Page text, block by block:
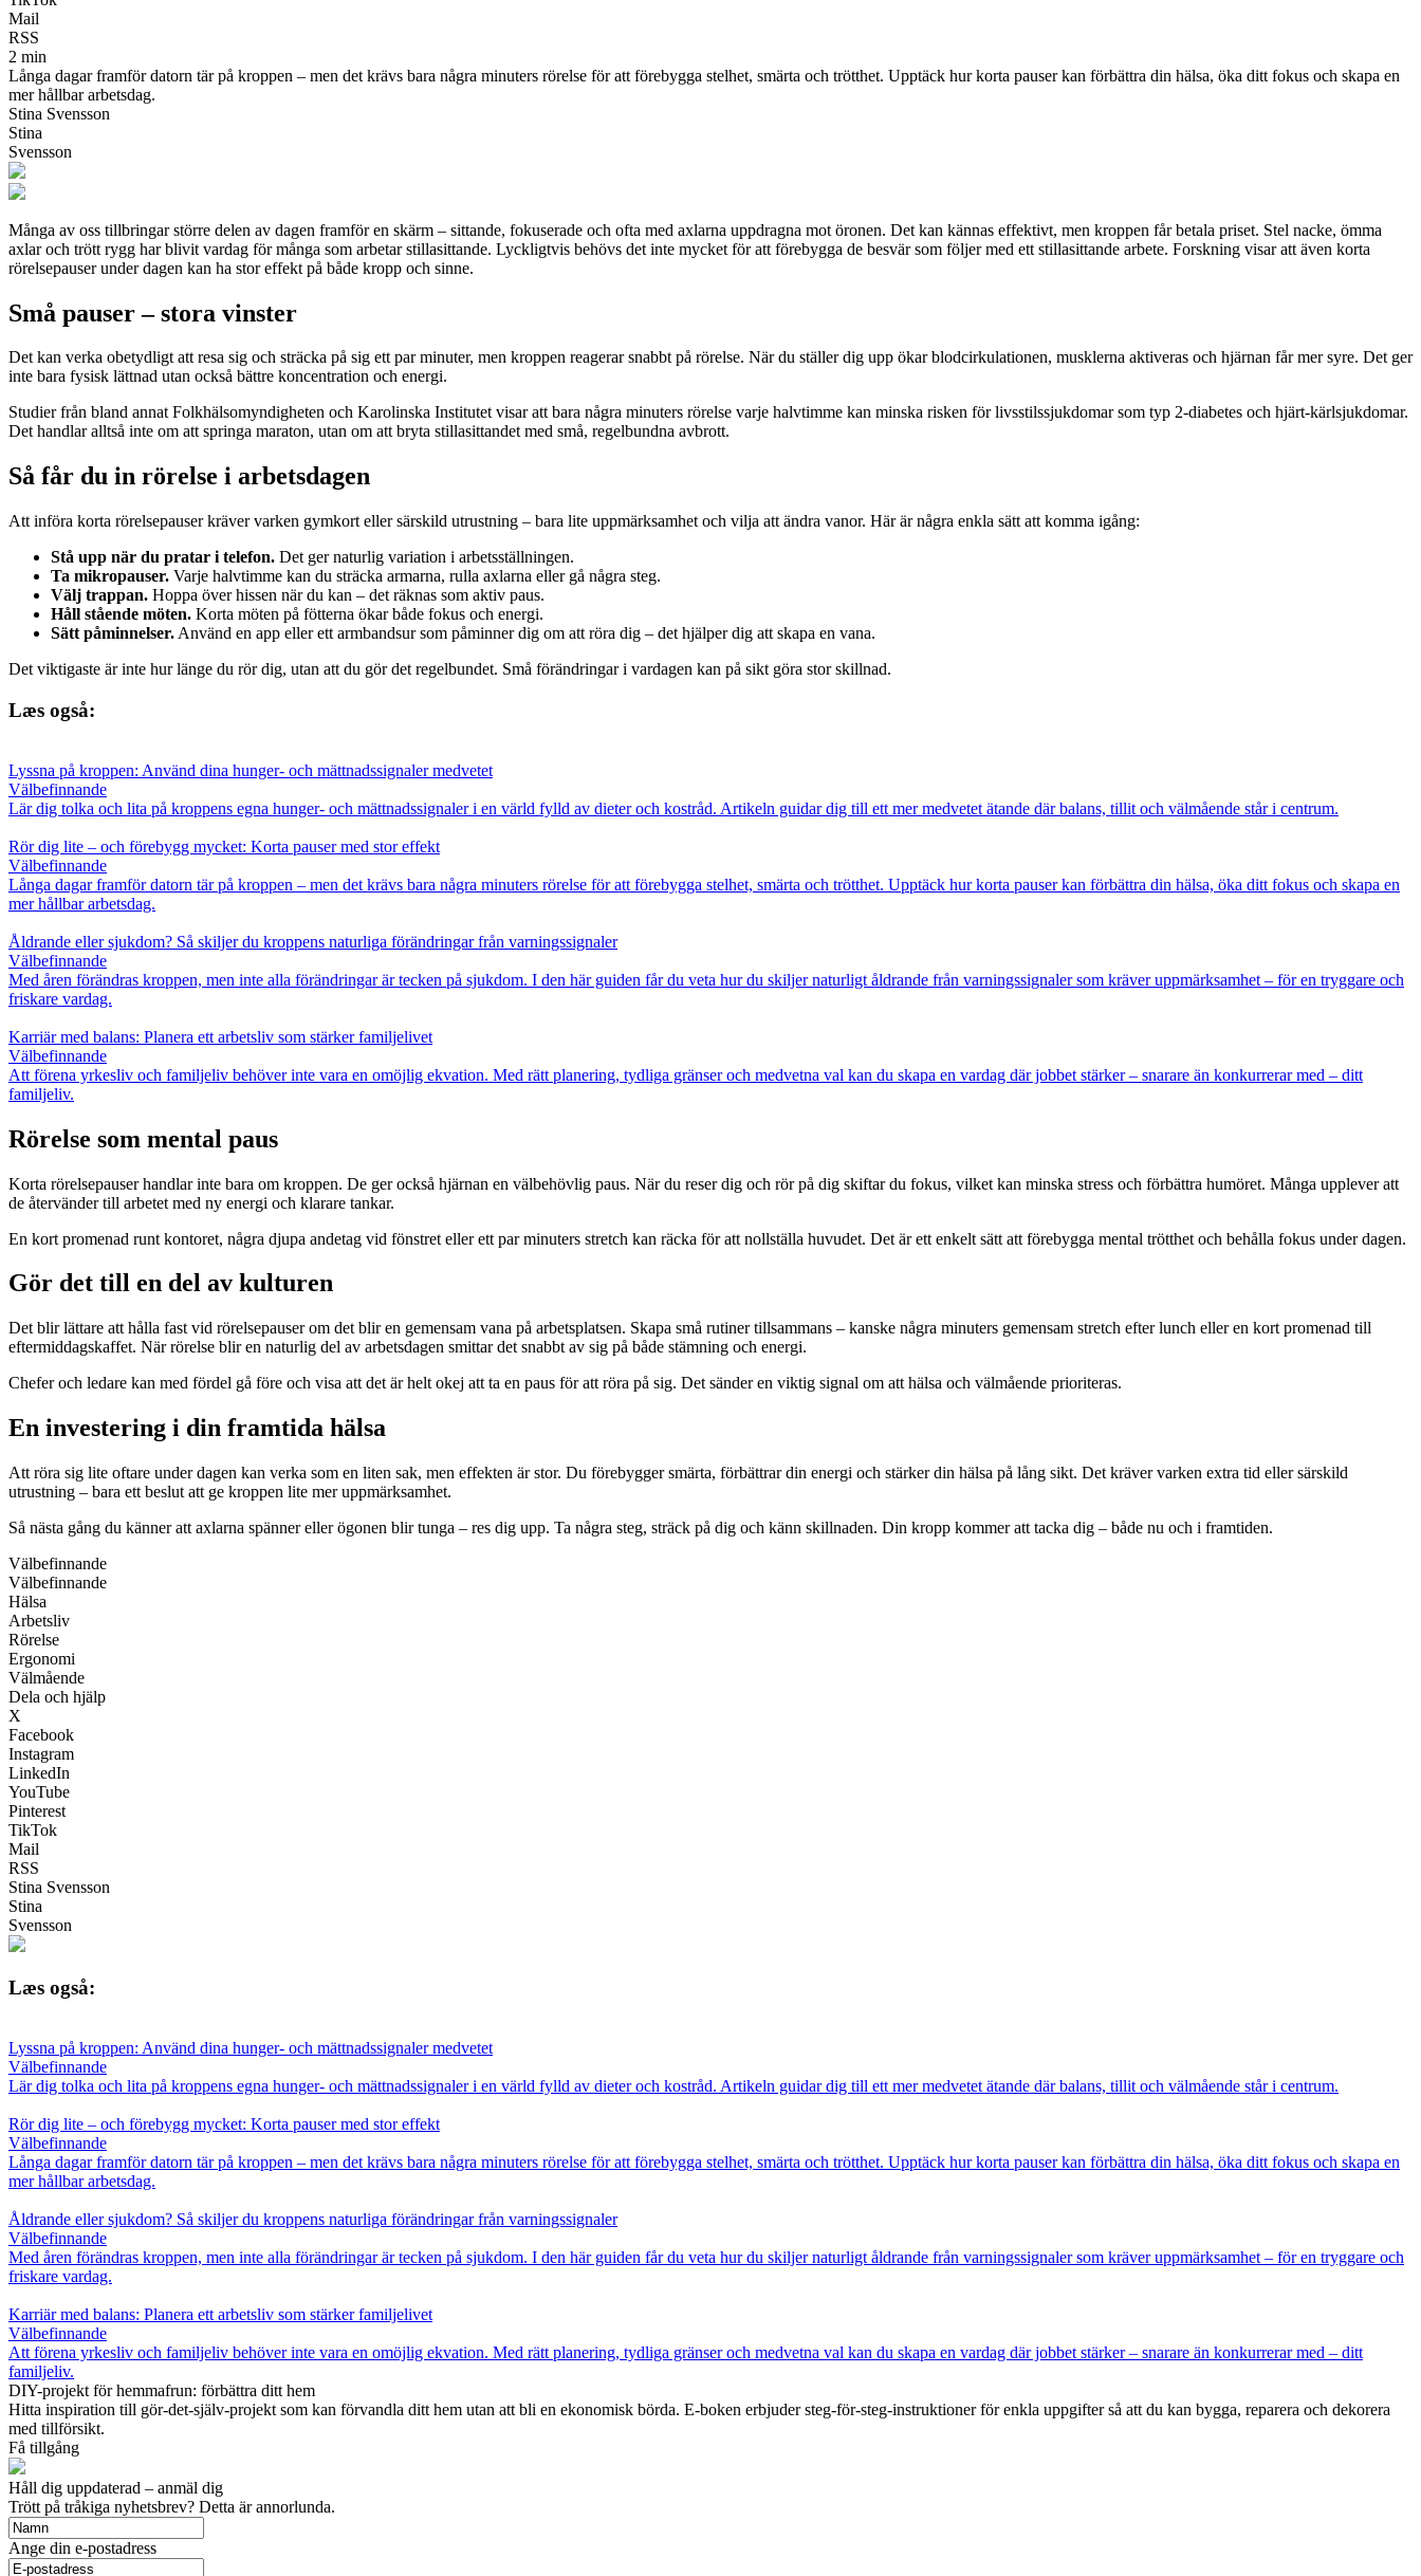
Mail
RSS
2 min
Långa dagar framför datorn tär på kroppen – men det krävs bara några minuters rörelse för att förebygga stelhet, smärta och trötthet. Upptäck hur korta pauser kan förbättra din hälsa, öka ditt fokus och skapa en
mer hållbar arbetsdag.
Stina Svensson
Stina
Svensson
Många av oss tillbringar större delen av dagen framför en skärm – sittande, fokuserade och ofta med axlarna uppdragna mot öronen. Det kan kännas effektivt, men kroppen får betala priset. Stel nacke, ömma
axlar och trött rygg har blivit vardag för många som arbetar stillasittande. Lyckligtvis behövs det inte mycket för att förebygga de besvär som följer med ett stillasittande arbete. Forskning visar att även korta
rörelsepauser under dagen kan ha stor effekt på både kropp och sinne.
Små pauser – stora vinster
Det kan verka obetydligt att resa sig och sträcka på sig ett par minuter, men kroppen reagerar snabbt på rörelse. När du ställer dig upp ökar blodcirkulationen, musklerna aktiveras och hjärnan får mer syre. Det ger
inte bara fysisk lättnad utan också bättre koncentration och energi.
Studier från bland annat Folkhälsomyndigheten och Karolinska Institutet visar att bara några minuters rörelse varje halvtimme kan minska risken för livsstilssjukdomar som typ 2-diabetes och hjärt-kärlsjukdomar.
Det handlar alltså inte om att springa maraton, utan om att bryta stillasittandet med små, regelbundna avbrott.
Så får du in rörelse i arbetsdagen
Att införa korta rörelsepauser kräver varken gymkort eller särskild utrustning – bara lite uppmärksamhet och vilja att ändra vanor. Här är några enkla sätt att komma igång:
Stå upp när du pratar i telefon. Det ger naturlig variation i arbetsställningen.
Ta mikropauser. Varje halvtimme kan du sträcka armarna, rulla axlarna eller gå några steg.
Välj trappan. Hoppa över hissen när du kan – det räknas som aktiv paus.
Håll stående möten. Korta möten på fötterna ökar både fokus och energi.
Sätt påminnelser. Använd en app eller ett armbandsur som påminner dig om att röra dig – det hjälper dig att skapa en vana.
Det viktigaste är inte hur länge du rör dig, utan att du gör det regelbundet. Små förändringar i vardagen kan på sikt göra stor skillnad.
Læs også:
Lyssna på kroppen: Använd dina hunger- och mättnadssignaler medvetet
Välbefinnande
Lär dig tolka och lita på kroppens egna hunger- och mättnadssignaler i en värld fylld av dieter och kostråd. Artikeln guidar dig till ett mer medvetet ätande där balans, tillit och välmående står i centrum.
Rör dig lite – och förebygg mycket: Korta pauser med stor effekt
Välbefinnande
Långa dagar framför datorn tär på kroppen – men det krävs bara några minuters rörelse för att förebygga stelhet, smärta och trötthet. Upptäck hur korta pauser kan förbättra din hälsa, öka ditt fokus och skapa en
mer hållbar arbetsdag.
Åldrande eller sjukdom? Så skiljer du kroppens naturliga förändringar från varningssignaler
Välbefinnande
Med åren förändras kroppen, men inte alla förändringar är tecken på sjukdom. I den här guiden får du veta hur du skiljer naturligt åldrande från varningssignaler som kräver uppmärksamhet – för en tryggare och
friskare vardag.
Karriär med balans: Planera ett arbetsliv som stärker familjelivet
Välbefinnande
Att förena yrkesliv och familjeliv behöver inte vara en omöjlig ekvation. Med rätt planering, tydliga gränser och medvetna val kan du skapa en vardag där jobbet stärker – snarare än konkurrerar med – ditt
familjeliv.
Rörelse som mental paus
Korta rörelsepauser handlar inte bara om kroppen. De ger också hjärnan en välbehövlig paus. När du reser dig och rör på dig skiftar du fokus, vilket kan minska stress och förbättra humöret. Många upplever att
de återvänder till arbetet med ny energi och klarare tankar.
En kort promenad runt kontoret, några djupa andetag vid fönstret eller ett par minuters stretch kan räcka för att nollställa huvudet. Det är ett enkelt sätt att förebygga mental trötthet och behålla fokus under dagen.
Gör det till en del av kulturen
Det blir lättare att hålla fast vid rörelsepauser om det blir en gemensam vana på arbetsplatsen. Skapa små rutiner tillsammans – kanske några minuters gemensam stretch efter lunch eller en kort promenad till
eftermiddagskaffet. När rörelse blir en naturlig del av arbetsdagen smittar det snabbt av sig på både stämning och energi.
Chefer och ledare kan med fördel gå före och visa att det är helt okej att ta en paus för att röra på sig. Det sänder en viktig signal om att hälsa och välmående prioriteras.
En investering i din framtida hälsa
Att röra sig lite oftare under dagen kan verka som en liten sak, men effekten är stor. Du förebygger smärta, förbättrar din energi och stärker din hälsa på lång sikt. Det kräver varken extra tid eller särskild
utrustning – bara ett beslut att ge kroppen lite mer uppmärksamhet.
Så nästa gång du känner att axlarna spänner eller ögonen blir tunga – res dig upp. Ta några steg, sträck på dig och känn skillnaden. Din kropp kommer att tacka dig – både nu och i framtiden.
Välbefinnande
Välbefinnande
Hälsa
Arbetsliv
Rörelse
Ergonomi
Välmående
Dela och hjälp
X
Facebook
Instagram
LinkedIn
YouTube
Pinterest
TikTok
Mail
RSS
Stina Svensson
Stina
Svensson
Læs også:
Lyssna på kroppen: Använd dina hunger- och mättnadssignaler medvetet
Välbefinnande
Lär dig tolka och lita på kroppens egna hunger- och mättnadssignaler i en värld fylld av dieter och kostråd. Artikeln guidar dig till ett mer medvetet ätande där balans, tillit och välmående står i centrum.
Rör dig lite – och förebygg mycket: Korta pauser med stor effekt
Välbefinnande
Långa dagar framför datorn tär på kroppen – men det krävs bara några minuters rörelse för att förebygga stelhet, smärta och trötthet. Upptäck hur korta pauser kan förbättra din hälsa, öka ditt fokus och skapa en
mer hållbar arbetsdag.
Åldrande eller sjukdom? Så skiljer du kroppens naturliga förändringar från varningssignaler
Välbefinnande
Med åren förändras kroppen, men inte alla förändringar är tecken på sjukdom. I den här guiden får du veta hur du skiljer naturligt åldrande från varningssignaler som kräver uppmärksamhet – för en tryggare och
friskare vardag.
Karriär med balans: Planera ett arbetsliv som stärker familjelivet
Välbefinnande
Att förena yrkesliv och familjeliv behöver inte vara en omöjlig ekvation. Med rätt planering, tydliga gränser och medvetna val kan du skapa en vardag där jobbet stärker – snarare än konkurrerar med – ditt
familjeliv.
DIY-projekt för hemmafrun: förbättra ditt hem
Hitta inspiration till gör-det-själv-projekt som kan förvandla ditt hem utan att bli en ekonomisk börda. E-boken erbjuder steg-för-steg-instruktioner för enkla uppgifter så att du kan bygga, reparera och dekorera
med tillförsikt.
Få tillgång
Håll dig uppdaterad – anmäl dig
Trött på tråkiga nyhetsbrev? Detta är annorlunda.
Ange din e-postadress